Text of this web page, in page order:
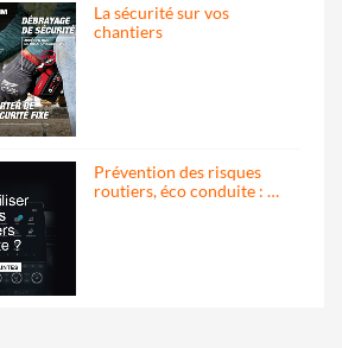
La sécurité sur vos
chantiers
Prévention des risques
routiers, éco conduite : …